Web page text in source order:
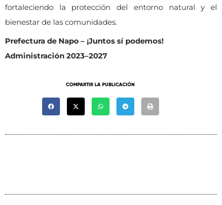
fortaleciendo la protección del entorno natural y el
bienestar de las comunidades.
Prefectura de Napo – ¡Juntos sí podemos!
Administración 2023–2027
COMPARTIR LA PUBLICACIÓN